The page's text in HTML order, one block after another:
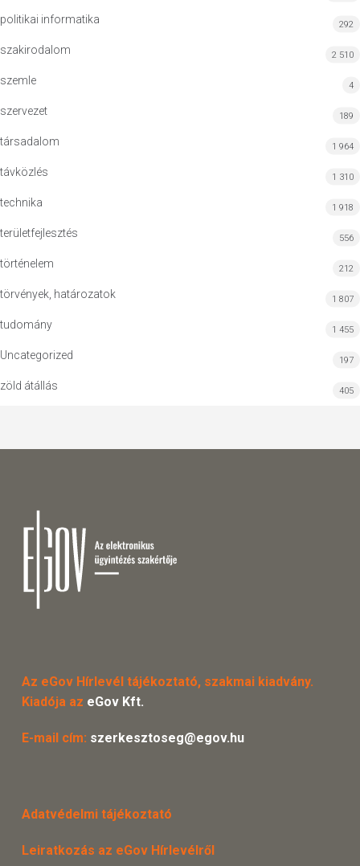
politikai informatika 292
szakirodalom 2 510
szemle 4
szervezet 189
társadalom 1 964
távközlés 1 310
technika 1 918
területfejlesztés 556
történelem 212
törvények, határozatok 1 807
tudomány 1 455
Uncategorized 197
zöld átállás 405
Az eGov Hírlevél tájékoztató, szakmai kiadvány.
Kiadója az eGov Kft.
E-mail cím: szerkesztoseg@egov.hu
Adatvédelmi tájékoztató
Leiratkozás az eGov Hírlevélről